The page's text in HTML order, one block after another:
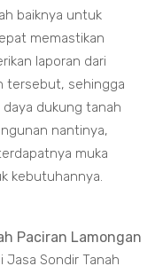
baiknya untuk
memastikan
laporan dari
tersebut, sehingga
dukung tanah
nantinya,
muka
kebutuhannya.
Jasa Sondir Tanah